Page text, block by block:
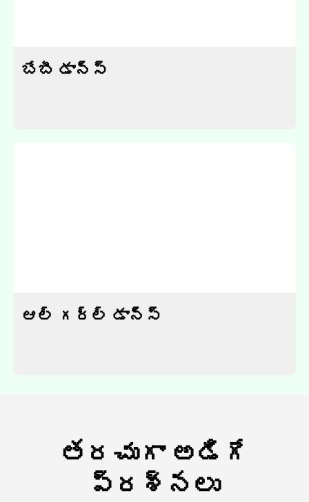
బేబీ డాన్స్
ఆల్ గర్ల్ డాన్స్
తరచుగా అడిగే
ప్రశ్నలు